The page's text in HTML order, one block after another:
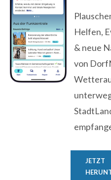
Helfen,
& neue
von
JETZT